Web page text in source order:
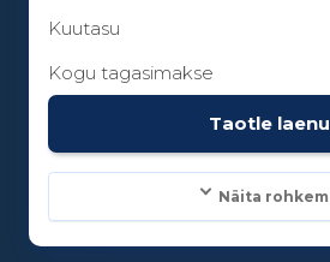
Kuutasu
Kogu tagasimakse
Taotle laenu
Näita rohkem